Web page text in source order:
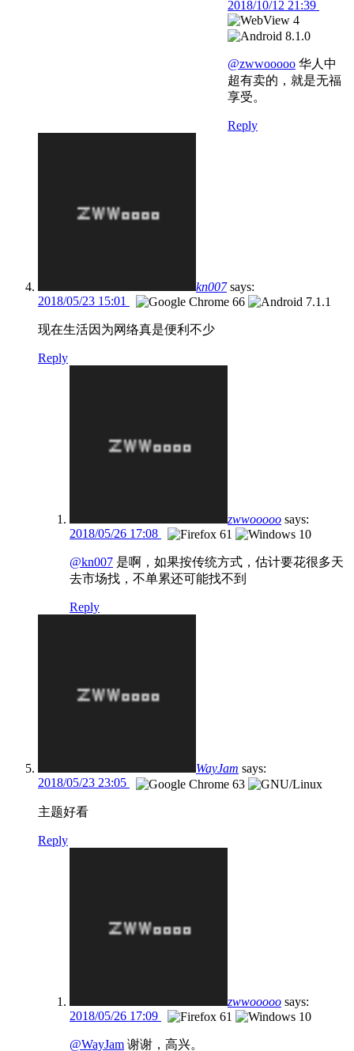
2018/10/12 21:39
@zwwooooo 华人中
超有卖的，就是无福
享受。
Reply
kn007 says:
2018/05/23 15:01
现在生活因为网络真是便利不少
Reply
zwwooooo says:
2018/05/26 17:08
@kn007 是啊，如果按传统方式，估计要花很多天
去市场找，不单累还可能找不到
Reply
WayJam says:
2018/05/23 23:05
主题好看
Reply
zwwooooo says:
2018/05/26 17:09
@WayJam 谢谢，高兴。